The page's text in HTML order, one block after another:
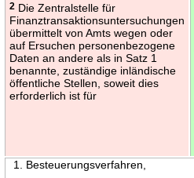
2 Die Zentralstelle für
Finanztransaktionsuntersuchungen
übermittelt von Amts wegen oder
auf Ersuchen personenbezogene
Daten an andere als in Satz 1
benannte, zuständige inländische
öffentliche Stellen, soweit dies
erforderlich ist für
1. Besteuerungsverfahren,